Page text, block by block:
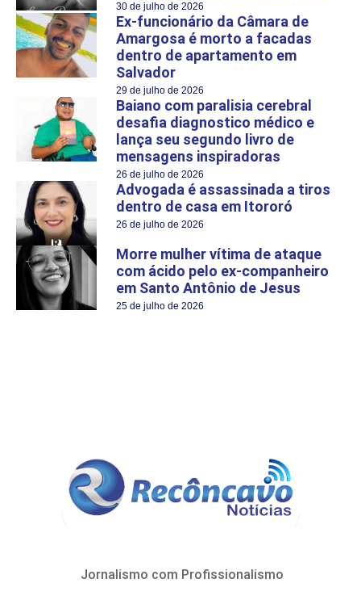
30 de julho de 2026
Ex-funcionário da Câmara de
Amargosa é morto a facadas
dentro de apartamento em
Salvador
29 de julho de 2026
Baiano com paralisia cerebral
desafia diagnostico médico e
lança seu segundo livro de
mensagens inspiradoras
26 de julho de 2026
Advogada é assassinada a tiros
dentro de casa em Itororó
26 de julho de 2026
Morre mulher vítima de ataque
com ácido pelo ex-companheiro
em Santo Antônio de Jesus
25 de julho de 2026
Jornalismo com Profissionalismo